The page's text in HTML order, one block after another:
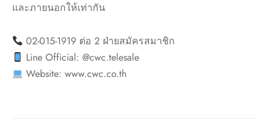
และภายนอกให้เท่ากัน
02-015-1919 ต่อ 2 ฝ่ายสมัครสมาชิก
Line Official: @cwc.telesale
Website: www.cwc.co.th